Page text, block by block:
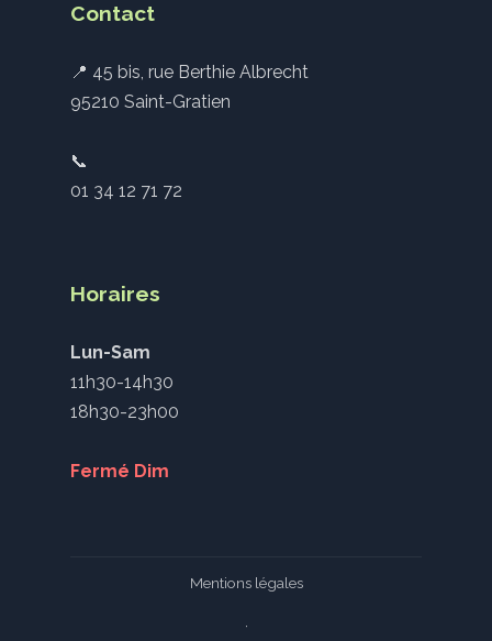
Contact
📍 45 bis, rue Berthie Albrecht
95210 Saint-Gratien
📞
01 34 12 71 72
Horaires
Lun-Sam
11h30-14h30
18h30-23h00
Fermé Dim
Mentions légales
·